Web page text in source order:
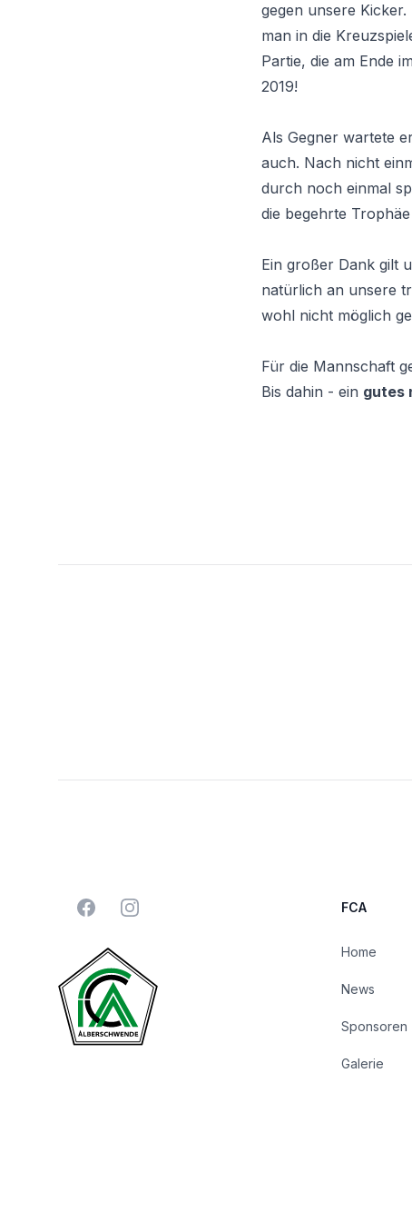
gegen unsere
man in die
Partie, die am Ende
2019!
Als Gegner wartete
auch. Nach nicht
durch noch einmal
die begehrte
Ein großer Dank gilt
natürlich an unsere
wohl nicht möglich
Für die Mannschaft
Bis dahin - ein gutes
FacebookInstagram FCA
Home
News
Sponsoren
Galerie